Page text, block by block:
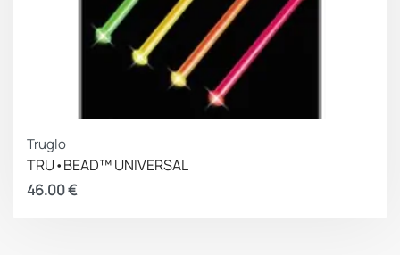
Truglo
TRU•BEAD™ UNIVERSAL
46.00€